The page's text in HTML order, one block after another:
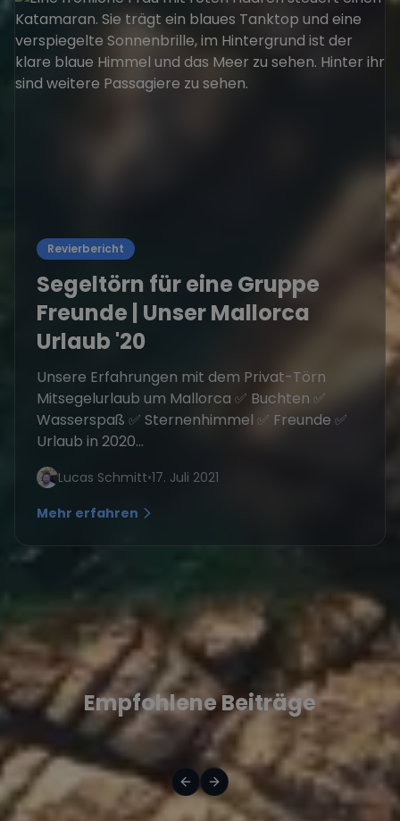
Revierbericht
Segeltörn für eine Gruppe
Freunde | Unser Mallorca
Urlaub '20
Unsere Erfahrungen mit dem Privat-Törn
Mitsegelurlaub um Mallorca ✅ Buchten ✅
Wasserspaß ✅ Sternenhimmel ✅ Freunde ✅
Urlaub in 2020...
Lucas Schmitt•17. Juli 2021
Mehr erfahren
Empfohlene Beiträge